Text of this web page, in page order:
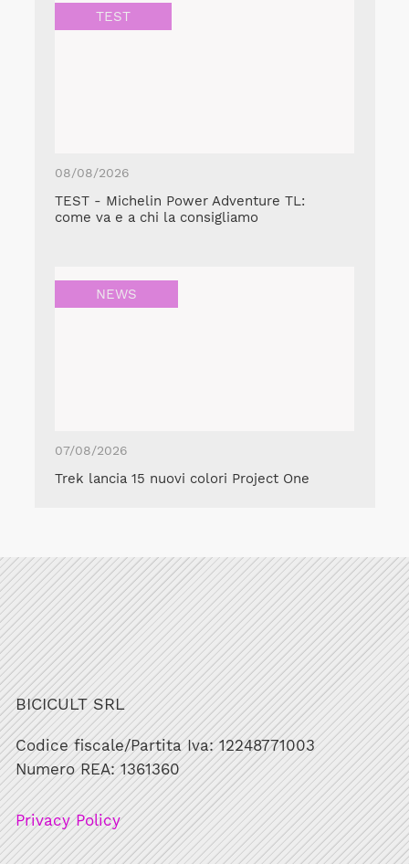
TEST
08/08/2026
TEST - Michelin Power Adventure TL:
come va e a chi la consigliamo
NEWS
07/08/2026
Trek lancia 15 nuovi colori Project One
BICICULT SRL
Codice fiscale/Partita Iva: 12248771003
Numero REA: 1361360
Privacy Policy